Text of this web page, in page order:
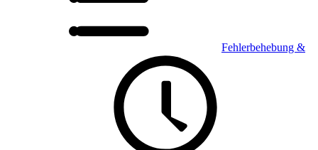
Fehlerbehebung &